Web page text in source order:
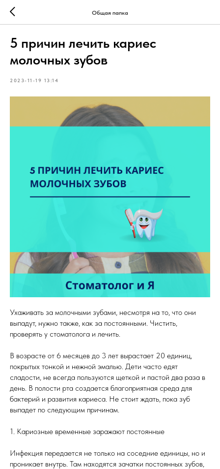
Общая папка
5 причин лечить кариес
молочных зубов
2023-11-19 13:14
Ухаживать за молочными зубами, несмотря на то, что они
выпадут, нужно также, как за постоянными. Чистить,
проверять у стоматолога и лечить.
В возрасте от 6 месяцев до 3 лет вырастает 20 единиц,
покрытых тонкой и нежной эмалью. Дети часто едят
сладости, не всегда пользуются щеткой и пастой два раза в
день. В полости рта создается благоприятная среда для
бактерий и развития кариеса. Не стоит ждать, пока зуб
выпадет по следующим причинам.
1. Кариозные временные заражают постоянные
Инфекция передается не только на соседние единицы, но и
проникает внутрь. Там находятся зачатки постоянных зубов,